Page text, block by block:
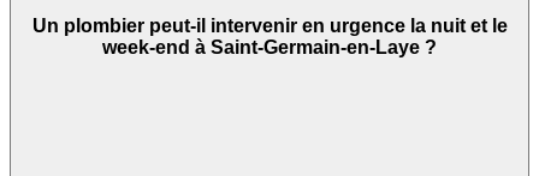
Un plombier peut-il intervenir en urgence la nuit et le
week-end à Saint-Germain-en-Laye ?